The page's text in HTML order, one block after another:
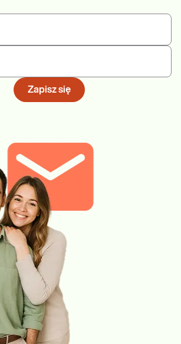
Zapisz się